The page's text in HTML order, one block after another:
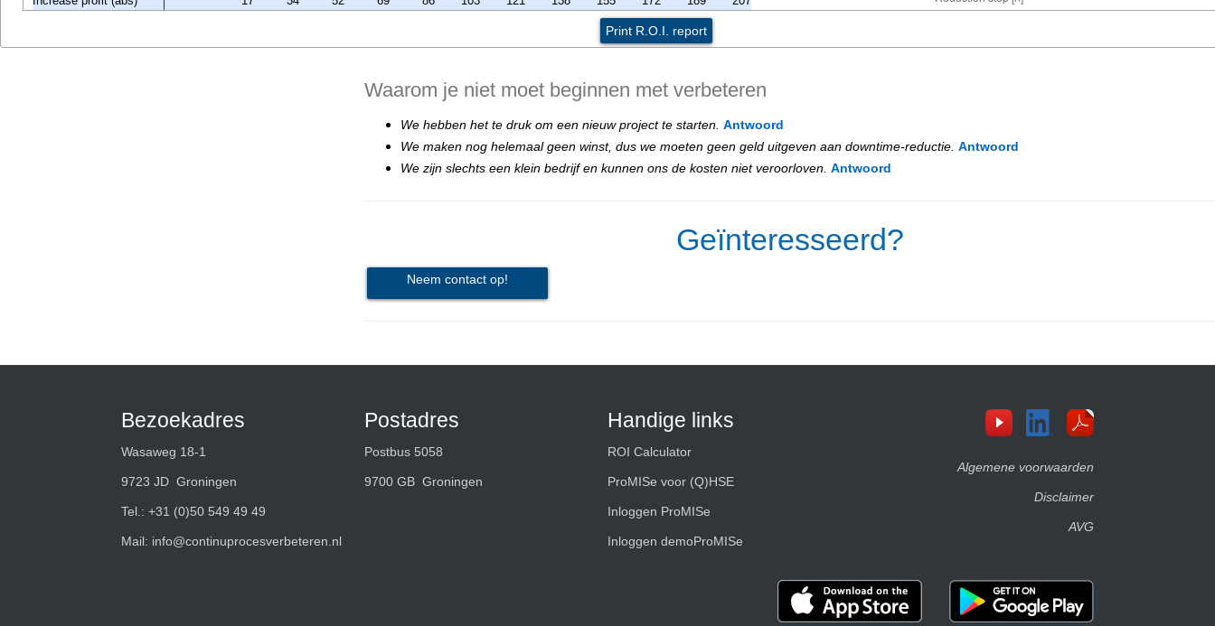
Print R.O.I. report
Waarom je niet moet beginnen met verbeteren
We hebben het te druk om een nieuw project te starten.Antwoord
We maken nog helemaal geen winst, dus we moeten geen geld uitgeven aan downtime-reductie. Antwoord
We zijn slechts een klein bedrijf en kunnen ons de kosten niet veroorloven. Antwoord
Geïnteresseerd?
Neem contact op!
Bezoekadres
Wasaweg 18-1
9723 JD Groningen
Tel.:+31 (0)50 549 49 49
Mail: info@continuprocesverbeteren.nl
Postadres
Postbus 5058
9700 GB Groningen
Handige links
ROI Calculator
ProMISe voor (Q)HSE
Inloggen ProMISe
Inloggen demoProMISe
Algemene voorwaarden
Disclaimer
AVG